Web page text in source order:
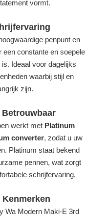
vormt.
penpunt en
een constante en soepele
Ideaal voor dagelijks
waarbij stijl en
zijn.
werkt met Platinum
converter, zodat u uw
Platinum staat bekend
pennen, wat zorgt
schrijfervaring.
Wa Modern Maki-E 3rd